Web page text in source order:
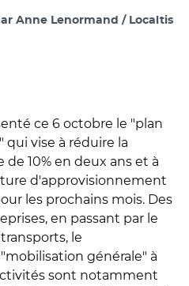
Anne Lenormand / Localtis
ce 6 octobre le "plan
vise à réduire la
10% en deux ans et à
d'approvisionnement
les prochains mois. Des
en passant par le
le
générale" à
sont notamment